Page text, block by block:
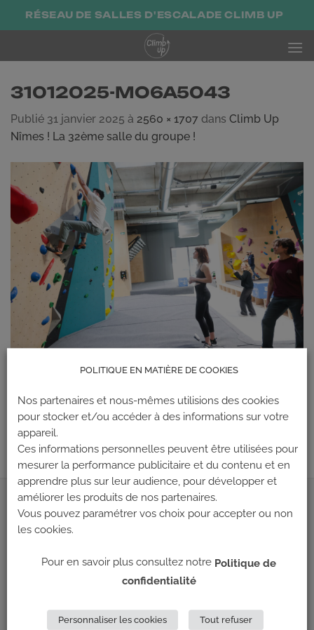
PasserRÉSEAU DE SALLES D'ESCALADE CLIMB UP
31012025-MO6A5043
Publié 31 janvier 2025 à 2560 × 1707 dans Climb Up
Nîmes ! La 32ème salle du groupe !
Précédent
Suivant→
ADRESSE
148 Avenue Jean Jaurès
NOUS CONTACTER
POLITIQUE EN MATIÈRE DE COOKIES
Nos partenaires et nous-mêmes utilisions des cookies
pour stocker et/ou accéder à des informations sur votre
appareil.
Ces informations personnelles peuvent être utilisées pour
mesurer la performance publicitaire et du contenu et en
apprendre plus sur leur audience, pour développer et
améliorer les produits de nos partenaires.
Vous pouvez paramétrer vos choix pour accepter ou non
les cookies.
Pour en savoir plus consultez notre Politique de
confidentialité
Personnaliser les cookies Tout refuser